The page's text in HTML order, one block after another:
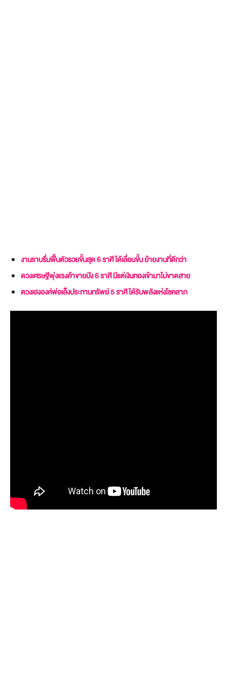
งานราบรื่นฟื้นตัวรวยขั้นสุด 6 ราศี ได้เลื่อนขั้น ย้ายงานที่ดีกว่า
ดวงเศรษฐีพุ่งแรงค้าขายปัง 6 ราศี มีแต่เงินทองเข้ามาไม่ขาดสาย
ดวงเฮงองค์พ่อเล็งประทานทรัพย์ 5 ราศี ได้รับพลังแห่งโชคลาภ